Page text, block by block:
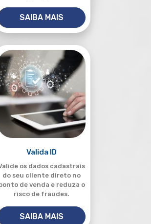
SAIBA MAIS
Valida ID
os dados cadastrais
do seu cliente direto no
de venda e reduza o
risco de fraudes.
SAIBA MAIS